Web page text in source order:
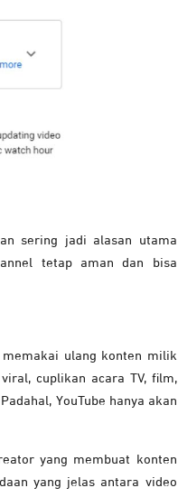
sering jadi alasan utama
tetap aman dan bisa
ulang konten milik
cuplikan acara TV, film,
YouTube hanya akan
yang membuat konten
yang jelas antara video